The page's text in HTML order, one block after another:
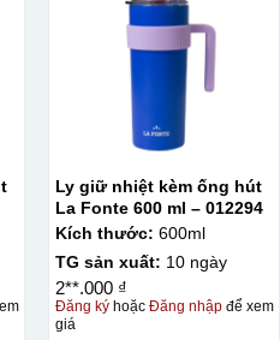
Ly giữ nhiệt kèm ống hút
La Fonte 600 ml – 012294
Kích thước: 600ml
TG sản xuất: 10 ngày
2**.000 ₫
Đăng ký hoặcĐăng nhập để xem
giá